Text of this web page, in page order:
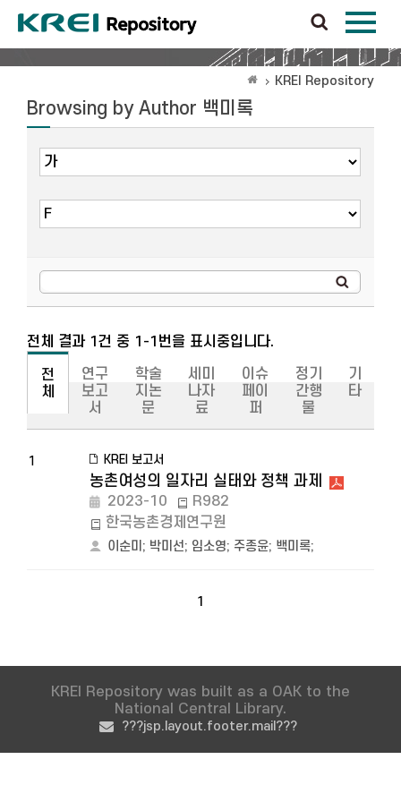
KREI Repository
Browsing by Author 백미록
전체 결과 1건 중 1-1번을 표시중입니다.
전
체
연구
보고
서
학술
지논
문
세미
나자
료
이슈
페이
퍼
정기
간행
물
기
타
1 KREI 보고서
농촌여성의 일자리 실태와 정책 과제
2023-10
R982
한국농촌경제연구원
이순미 ; 박미선; 임소영; 주종윤; 백미록;
1
KREI Repository was built as a OAK to the
National Central Library.
???jsp.layout.footer.mail???